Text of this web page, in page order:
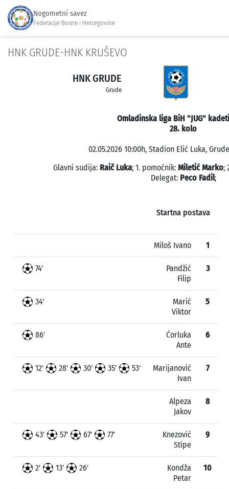
Nogometni savez
Federacije Bosne i Hercegovine
HNK GRUDE-HNK KRUŠEVO
HNK GRUDE
Grude
Omladinska liga BiH "JUG"
28. kolo
02.05.2026 10:00h, Stadion Elić Luka,
Glavni sudija: Raič Luka; 1. pomoćnik: Miletić Marko;
Delegat: Peco Fadil;
Startna postava
Miloš Ivano 1
74'
Pandžić
Filip
3
34'
Marić
Viktor
5
86'
Ćorluka
Ante
6
12' 28' 30' 35' 53'
Marijanović
Ivan
7
Alpeza
Jakov
8
43' 57' 67' 77'
Knezović
Stipe
9
2' 13' 26'
Kondža
Petar
10